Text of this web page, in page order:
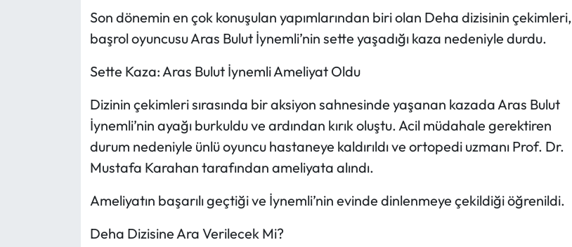
Son dönemin en çok konuşulan yapımlarından biri olan Deha dizisinin çekimleri,
başrol oyuncusu Aras Bulut İynemli’nin sette yaşadığı kaza nedeniyle durdu.
Sette Kaza: Aras Bulut İynemli Ameliyat Oldu
Dizinin çekimleri sırasında bir aksiyon sahnesinde yaşanan kazada Aras Bulut
İynemli’nin ayağı burkuldu ve ardından kırık oluştu. Acil müdahale gerektiren
durum nedeniyle ünlü oyuncu hastaneye kaldırıldı ve ortopedi uzmanı Prof. Dr.
Mustafa Karahan tarafından ameliyata alındı.
Ameliyatın başarılı geçtiği ve İynemli’nin evinde dinlenmeye çekildiği öğrenildi.
Deha Dizisine Ara Verilecek Mi?
Mecitözü Haberleri
Oğuzlar Haberleri
Ortaköy Haberleri
Osmancık Haberleri
Otomotiv